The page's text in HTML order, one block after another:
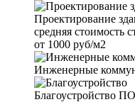
Проектирование
средняя стоимость
от 1000 руб/м2
Инженерные
Благоустройство